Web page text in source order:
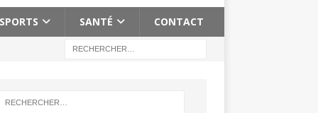
SPORTS SANTÉ CONTACT